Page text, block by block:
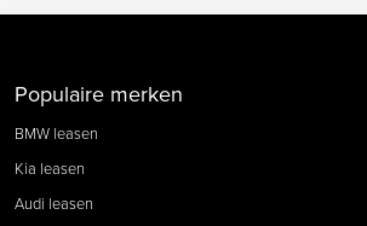
Populaire merken
BMW leasen
Kia leasen
Audi leasen